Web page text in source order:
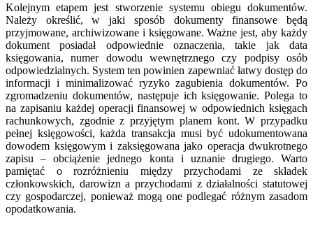
Kolejnym etapem jest stworzenie systemu obiegu dokumentów.
Należy określić, w jaki sposób dokumenty finansowe będą
przyjmowane, archiwizowane i księgowane. Ważne jest, aby każdy
dokument posiadał odpowiednie oznaczenia, takie jak data
księgowania, numer dowodu wewnętrznego czy podpisy osób
odpowiedzialnych. System ten powinien zapewniać łatwy dostęp do
informacji i minimalizować ryzyko zagubienia dokumentów. Po
zgromadzeniu dokumentów, następuje ich księgowanie. Polega to
na zapisaniu każdej operacji finansowej w odpowiednich księgach
rachunkowych, zgodnie z przyjętym planem kont. W przypadku
pełnej księgowości, każda transakcja musi być udokumentowana
dowodem księgowym i zaksięgowana jako operacja dwukrotnego
zapisu – obciążenie jednego konta i uznanie drugiego. Warto
pamiętać o rozróżnieniu między przychodami ze składek
członkowskich, darowizn a przychodami z działalności statutowej
czy gospodarczej, ponieważ mogą one podlegać różnym zasadom
opodatkowania.